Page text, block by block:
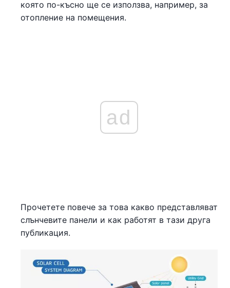
която по-късно ще се използва, например, за
отопление на помещения.
ad
Прочетете повече за това какво представляват
слънчевите панели и как работят в тази друга
публикация.